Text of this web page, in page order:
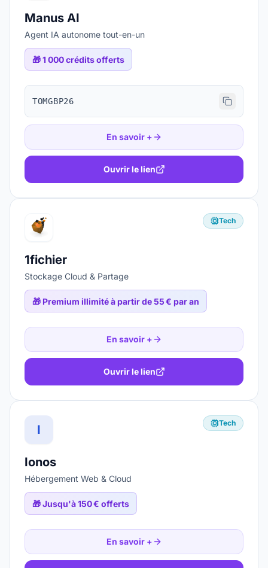
Manus AI
Agent IA autonome tout-en-un
🎁1 000 crédits offerts
TOMGBP26
En savoir +
Ouvrir le lien
Tech
1fichier
Stockage Cloud & Partage
🎁 Premium illimité à partir de 55 € par an
En savoir +
Ouvrir le lien
I Tech
Ionos
Hébergement Web & Cloud
🎁Jusqu'à 150 € offerts
En savoir +